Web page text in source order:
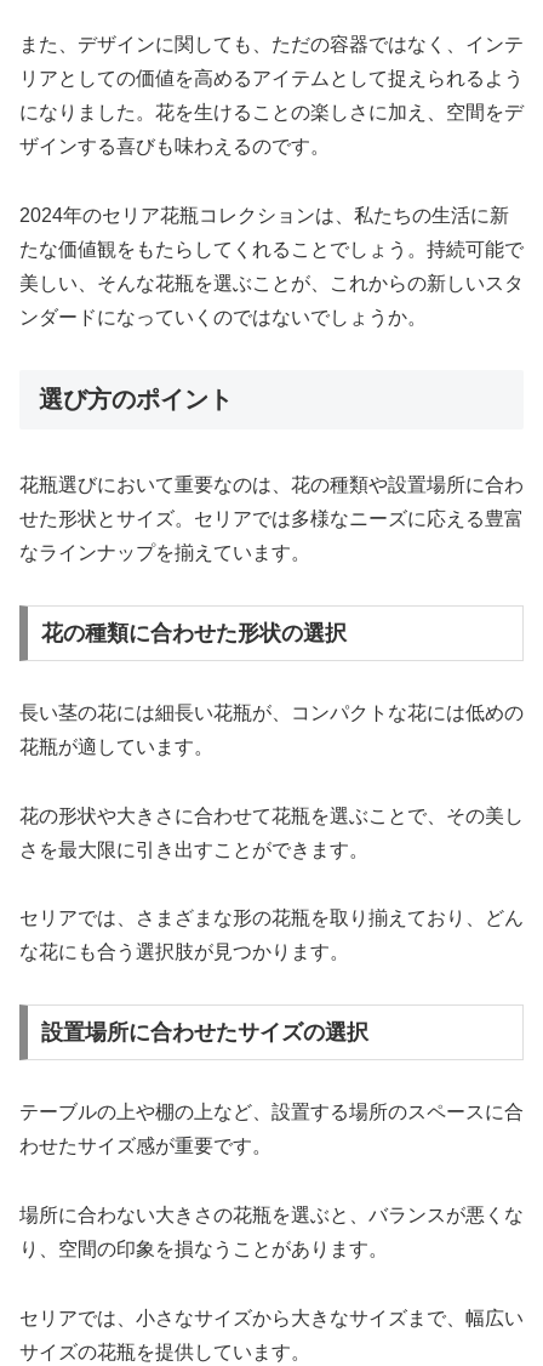
また、デザインに関しても、ただの容器ではなく、インテ
リアとしての価値を高めるアイテムとして捉えられるよう
になりました。花を生けることの楽しさに加え、空間をデ
ザインする喜びも味わえるのです。
2024年のセリア花瓶コレクションは、私たちの生活に新
たな価値観をもたらしてくれることでしょう。持続可能で
美しい、そんな花瓶を選ぶことが、これからの新しいスタ
ンダードになっていくのではないでしょうか。
選び方のポイント
花瓶選びにおいて重要なのは、花の種類や設置場所に合わ
せた形状とサイズ。セリアでは多様なニーズに応える豊富
なラインナップを揃えています。
花の種類に合わせた形状の選択
長い茎の花には細長い花瓶が、コンパクトな花には低めの
花瓶が適しています。
花の形状や大きさに合わせて花瓶を選ぶことで、その美し
さを最大限に引き出すことができます。
セリアでは、さまざまな形の花瓶を取り揃えており、どん
な花にも合う選択肢が見つかります。
設置場所に合わせたサイズの選択
テーブルの上や棚の上など、設置する場所のスペースに合
わせたサイズ感が重要です。
場所に合わない大きさの花瓶を選ぶと、バランスが悪くな
り、空間の印象を損なうことがあります。
セリアでは、小さなサイズから大きなサイズまで、幅広い
サイズの花瓶を提供しています。